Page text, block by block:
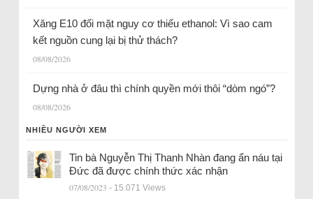
Xăng E10 đối mặt nguy cơ thiếu ethanol: Vì sao cam
kết nguồn cung lại bị thử thách?
08/08/2026
Dựng nhà ở đâu thì chính quyền mới thôi “dòm ngó”?
08/08/2026
NHIỀU NGƯỜI XEM
Tin bà Nguyễn Thị Thanh Nhàn đang ẩn náu tại
Đức đã được chính thức xác nhận
07/08/2023 - 15.071 Views